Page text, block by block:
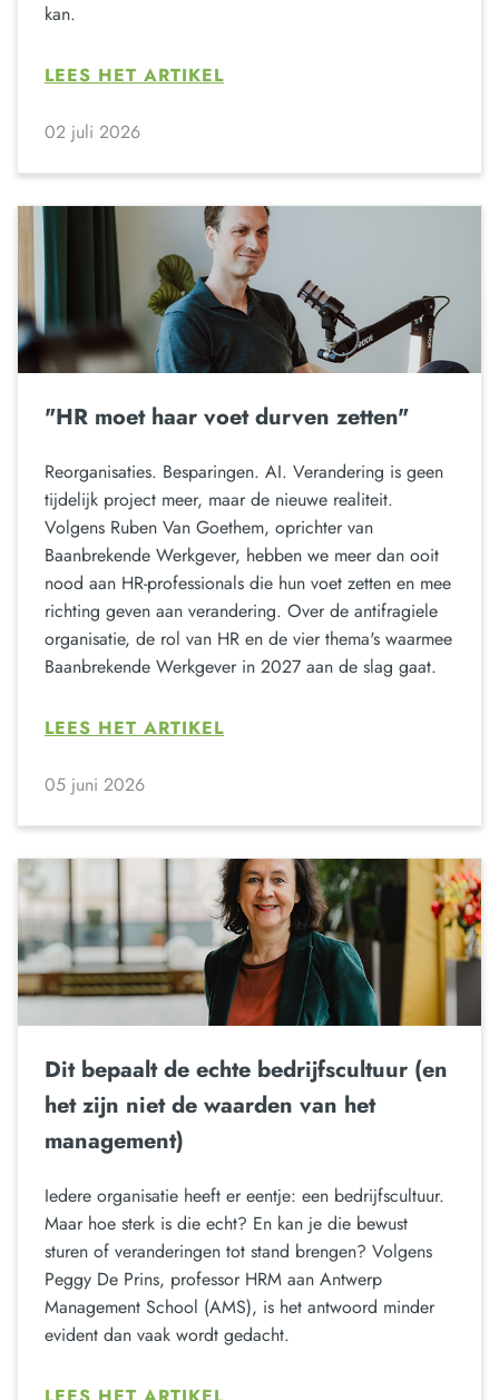
kan.
LEES HET ARTIKEL
02 juli 2026
"HR moet haar voet durven zetten"
Reorganisaties. Besparingen. AI. Verandering is geen
tijdelijk project meer, maar de nieuwe realiteit.
Volgens Ruben Van Goethem, oprichter van
Baanbrekende Werkgever, hebben we meer dan ooit
nood aan HR-professionals die hun voet zetten en mee
richting geven aan verandering. Over de antifragiele
organisatie, de rol van HR en de vier thema's waarmee
Baanbrekende Werkgever in 2027 aan de slag gaat.
LEES HET ARTIKEL
05 juni 2026
Dit bepaalt de echte bedrijfscultuur (en
het zijn niet de waarden van het
management)
Iedere organisatie heeft er eentje: een bedrijfscultuur.
Maar hoe sterk is die echt? En kan je die bewust
sturen of veranderingen tot stand brengen? Volgens
Peggy De Prins, professor HRM aan Antwerp
Management School (AMS), is het antwoord minder
evident dan vaak wordt gedacht.